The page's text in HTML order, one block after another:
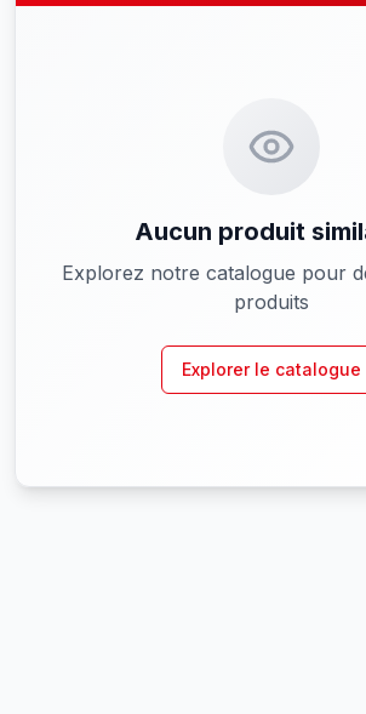
Aucun produit
Explorez notre catalogue pour
produits
Explorer le catalogue